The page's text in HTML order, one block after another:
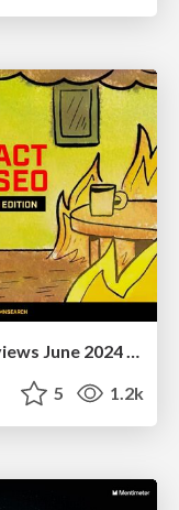
The Impact of AI in SEO - AI Overviews June 2024 Edition
5 1.2k